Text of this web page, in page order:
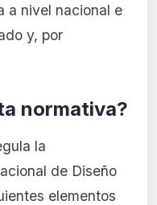
a nivel nacional e
y, por
normativa?
la
de Diseño
elementos